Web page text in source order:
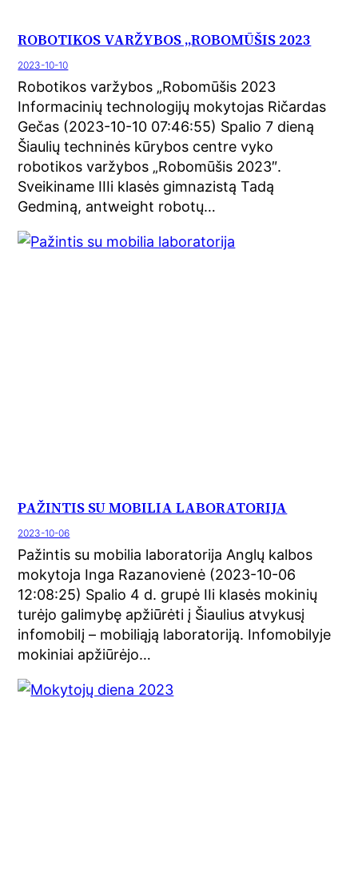
ROBOTIKOS VARŽYBOS „ROBOMŪŠIS 2023
2023-10-10
Robotikos varžybos „Robomūšis 2023
Informacinių technologijų mokytojas Ričardas
Gečas (2023-10-10 07:46:55) Spalio 7 dieną
Šiaulių techninės kūrybos centre vyko
robotikos varžybos „Robomūšis 2023″.
Sveikiname IIIi klasės gimnazistą Tadą
Gedminą, antweight robotų…
PAŽINTIS SU MOBILIA LABORATORIJA
2023-10-06
Pažintis su mobilia laboratorija Anglų kalbos
mokytoja Inga Razanovienė (2023-10-06
12:08:25) Spalio 4 d. grupė IIi klasės mokinių
turėjo galimybę apžiūrėti į Šiaulius atvykusį
infomobilį – mobiliąją laboratoriją. Infomobilyje
mokiniai apžiūrėjo…